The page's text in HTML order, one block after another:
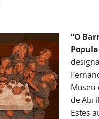
“O
Museu
de
Estes